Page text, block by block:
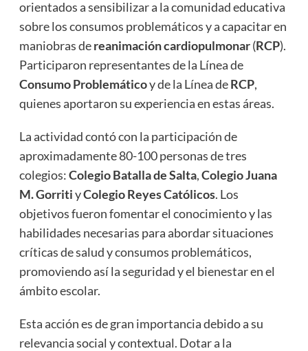
orientados a sensibilizar a la comunidad educativa
sobre los consumos problemáticos y a capacitar en
maniobras dereanimación cardiopulmonar(RCP).
Participaron representantes de la Línea de
Consumo Problemáticoy de la Línea deRCP,
quienes aportaron su experiencia en estas áreas.
La actividad contó con la participación de
aproximadamente 80-100 personas de tres
colegios:Colegio Batalla de Salta,Colegio Juana
M. GorritiyColegio Reyes Católicos. Los
objetivos fueron fomentar el conocimiento y las
habilidades necesarias para abordar situaciones
críticas de salud y consumos problemáticos,
promoviendo así la seguridad y el bienestar en el
ámbito escolar.
Esta acción es de gran importancia debido a su
relevancia social y contextual. Dotar a la